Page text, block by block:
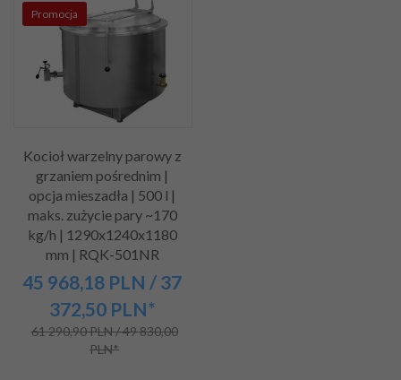
Promocja
Kocioł warzelny parowy z
grzaniem pośrednim |
opcja mieszadła | 500 l |
maks. zużycie pary ~170
kg/h | 1290x1240x1180
mm | RQK-501NR
45 968,18 PLN / 37
372,50 PLN*
61 290,90 PLN / 49 830,00
PLN*